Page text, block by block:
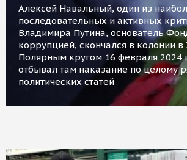
Алексей Навальный, один из
последовательных и активных
Владимира Путина, основатель
коррупцией, скончался в колонии в
Полярным кругом 16 февраля 2024
отбывал там наказание по целому
политических статей